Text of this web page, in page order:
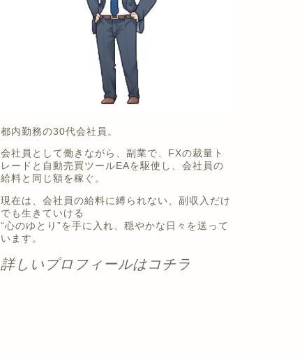
都内勤務の30代会社員。
会社員として働きながら、副業で、FXの裁量ト
レードと自動売買ツールEAを駆使し、会社員の
給料と同じ額を稼ぐ。
現在は、会社員の給料に縛られない、副収入だけ
でも生きていける
“心のゆとり”を手に入れ、穏やかな日々を送って
います。
詳しいプロフィールはコチラ